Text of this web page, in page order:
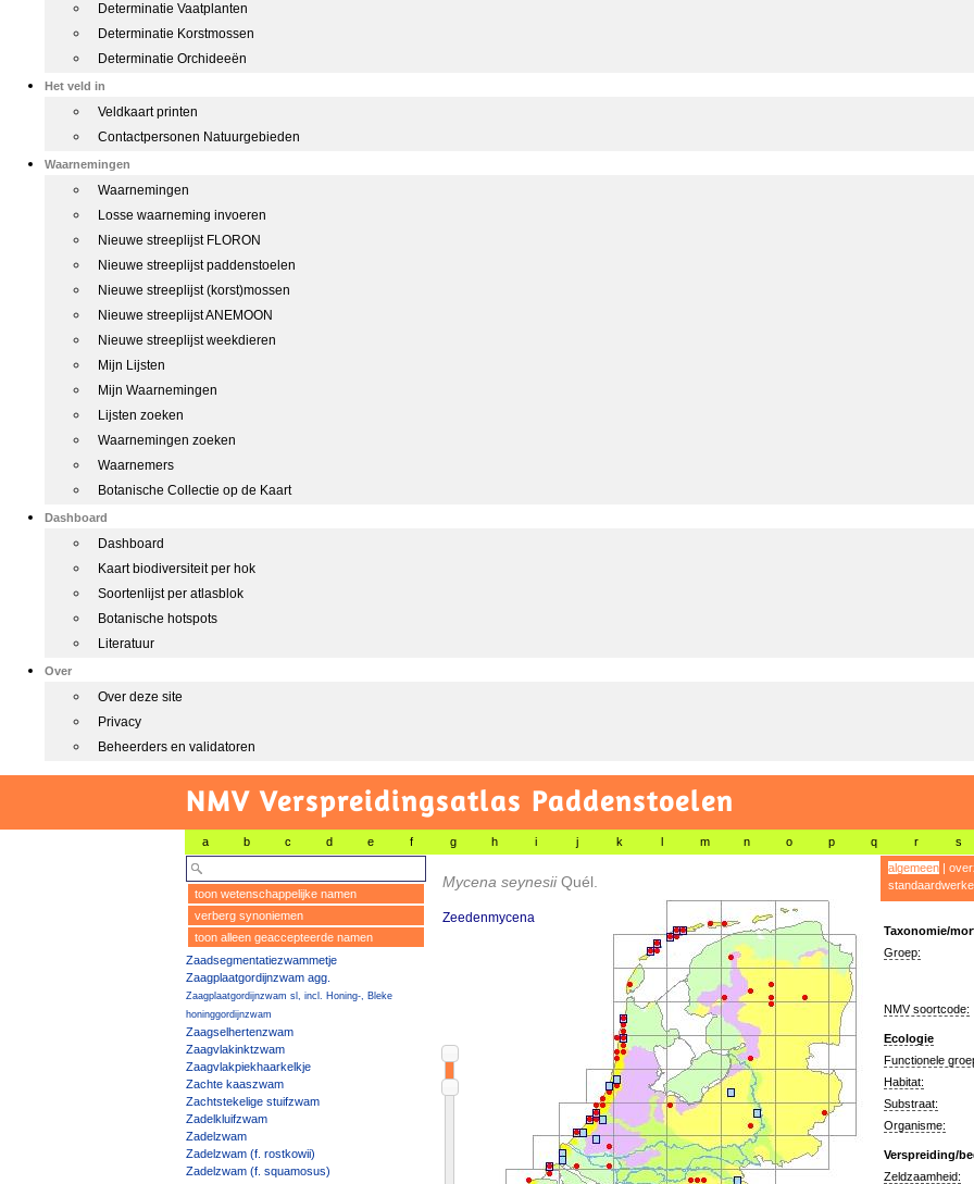
Determinatie Vaatplanten
Determinatie Korstmossen
Determinatie Orchideeën
Het veld in
Veldkaart printen
Contactpersonen Natuurgebieden
Waarnemingen
Waarnemingen
Losse waarneming invoeren
Nieuwe streeplijst FLORON
Nieuwe streeplijst paddenstoelen
Nieuwe streeplijst (korst)mossen
Nieuwe streeplijst ANEMOON
Nieuwe streeplijst weekdieren
Mijn Lijsten
Mijn Waarnemingen
Lijsten zoeken
Waarnemingen zoeken
Waarnemers
Botanische Collectie op de Kaart
Dashboard
Dashboard
Kaart biodiversiteit per hok
Soortenlijst per atlasblok
Botanische hotspots
Literatuur
Over
Over deze site
Privacy
Beheerders en validatoren
NMV Verspreidingsatlas Paddenstoelen
a b c d e f g h i j k l m n o p q r s
toon wetenschappelijke namen
verberg synoniemen
toon alleen geaccepteerde namen
Zaadsegmentatiezwammetje
Zaagplaatgordijnzwam agg.
Zaagplaatgordijnzwam sl, incl. Honing-, Bleke
honinggordijnzwam
Zaagselhertenzwam
Zaagvlakinktzwam
Zaagvlakpiekhaarkelkje
Zachte kaaszwam
Zachtstekelige stuifzwam
Zadelkluifzwam
Zadelzwam
Zadelzwam (f. rostkowii)
Zadelzwam (f. squamosus)
Mycena seynesiiQuél.
Zeedenmycena
algemeen|
Taxonomie/
Groep:
NMV soortcode:
Ecologie
Functionele
Habitat:
Substraat:
Organisme:
Verspreiding/
Zeldzaamheid: